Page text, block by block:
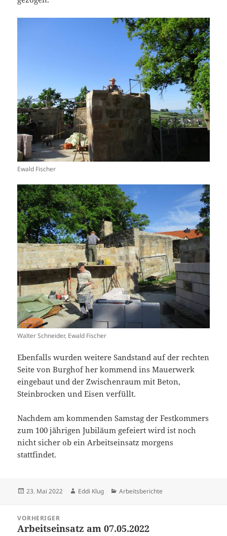
Ewald Fischer
Walter Schneider, Ewald Fischer
Ebenfalls wurden weitere Sandstand auf der rechten
Seite von Burghof her kommend ins Mauerwerk
eingebaut und der Zwischenraum mit Beton,
Steinbrocken und Eisen verfüllt.
Nachdem am kommenden Samstag der Festkommers
zum 100 jährigen Jubiläum gefeiert wird ist noch
nicht sicher ob ein Arbeitseinsatz morgens
stattfindet.
Veröffentlicht
23. Mai 2022 Autor
Eddi Klug Kategorien
Arbeitsberichte
VORHERIGER
Vorheriger
Arbeitseinsatz am 07.05.2022